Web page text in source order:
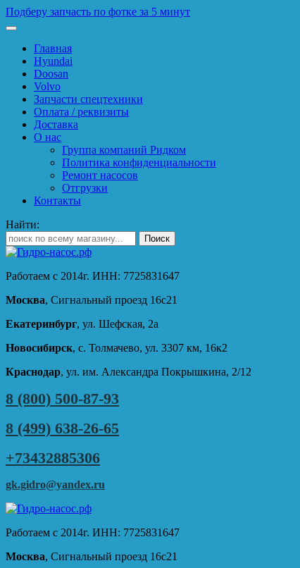
Подберу запчасть по фотке за 5 минут
Главная
Hyundai
Doosan
Volvo
Запчасти спецтехники
Оплата / реквизиты
Доставка
О нас
Группа компаний Ридком
Политика конфиденциальности
Ремонт насосов
Отгрузки
Контакты
Найти:
Работаем с 2014г. ИНН: 7725831647
Москва, Сигнальный проезд 16с21
Екатеринбург, ул. Шефская, 2а
Новосибирск, с. Толмачево, ул. 3307 км, 16к2
Краснодар, ул. им. Александра Покрышкина, 2/12
8 (800) 500-87-93
8 (499) 638-26-65
+73432885306
gk.gidro@yandex.ru
Работаем с 2014г. ИНН: 7725831647
Москва, Сигнальный проезд 16с21